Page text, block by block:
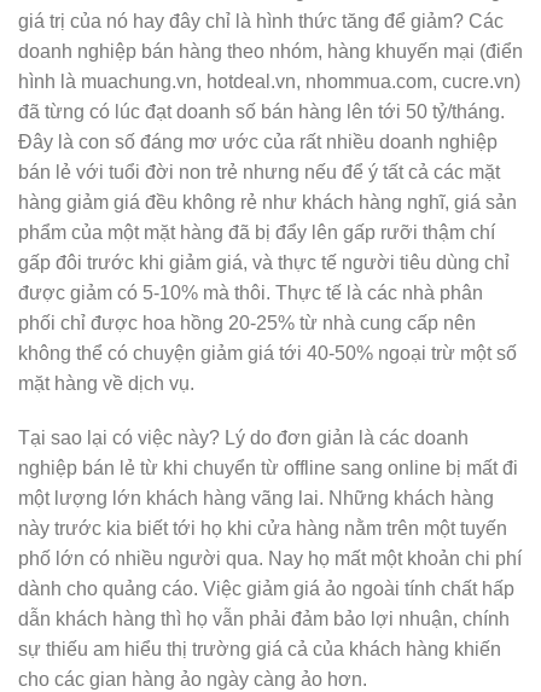
giá trị của nó hay đây chỉ là hình thức tăng để giảm? Các
doanh nghiệp bán hàng theo nhóm, hàng khuyến mại (điển
hình là muachung.vn, hotdeal.vn, nhommua.com, cucre.vn)
đã từng có lúc đạt doanh số bán hàng lên tới 50 tỷ/tháng.
Đây là con số đáng mơ ước của rất nhiều doanh nghiệp
bán lẻ với tuổi đời non trẻ nhưng nếu để ý tất cả các mặt
hàng giảm giá đều không rẻ như khách hàng nghĩ, giá sản
phẩm của một mặt hàng đã bị đẩy lên gấp rưỡi thậm chí
gấp đôi trước khi giảm giá, và thực tế người tiêu dùng chỉ
được giảm có 5-10% mà thôi. Thực tế là các nhà phân
phối chỉ được hoa hồng 20-25% từ nhà cung cấp nên
không thể có chuyện giảm giá tới 40-50% ngoại trừ một số
mặt hàng về dịch vụ.
Tại sao lại có việc này? Lý do đơn giản là các doanh
nghiệp bán lẻ từ khi chuyển từ offline sang online bị mất đi
một lượng lớn khách hàng vãng lai. Những khách hàng
này trước kia biết tới họ khi cửa hàng nằm trên một tuyến
phố lớn có nhiều người qua. Nay họ mất một khoản chi phí
dành cho quảng cáo. Việc giảm giá ảo ngoài tính chất hấp
dẫn khách hàng thì họ vẫn phải đảm bảo lợi nhuận, chính
sự thiếu am hiểu thị trường giá cả của khách hàng khiến
cho các gian hàng ảo ngày càng ảo hơn.